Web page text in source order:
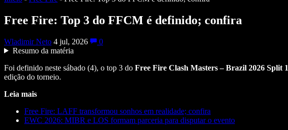
Free Fire: Top 3 do FFCM é definido; confira
Wladimir Neto 4 jul, 2026
0
Resumo da matéria
Foi definido neste sábado (4), o top 3 do Free Fire Clash Masters – Brazil 2026 Split 1
edição do torneio.
Leia mais
Free Fire: LAFF transformou sonhos em realidade; confira
EWC 2026: MIBR e LOS formam parceria para disputar o evento